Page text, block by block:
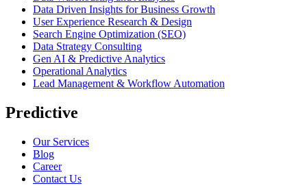
Data Driven Insights for Business Growth
User Experience Research & Design
Search Engine Optimization (SEO)
Data Strategy Consulting
Gen AI & Predictive Analytics
Operational Analytics
Lead Management & Workflow Automation
Predictive
Our Services
Blog
Career
Contact Us